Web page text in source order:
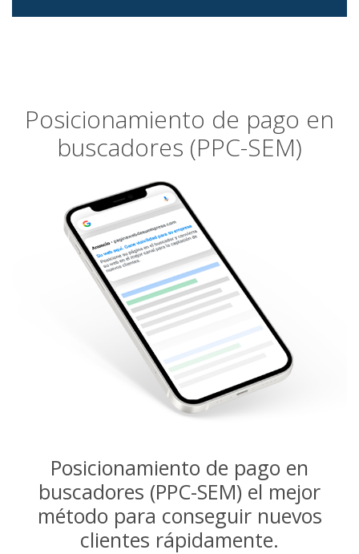
Posicionamiento de pago en
buscadores (PPC-SEM)
Posicionamiento de pago en
buscadores (PPC-SEM) el mejor
método para conseguir nuevos
clientes rápidamente.